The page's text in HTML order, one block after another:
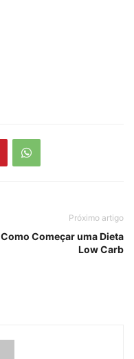
Próximo artigo
Como Começar uma Dieta
Low Carb